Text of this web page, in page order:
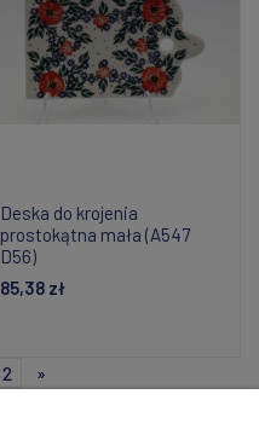
Deska do krojenia
prostokątna mała (A547
D56)
85,38 zł
2 »